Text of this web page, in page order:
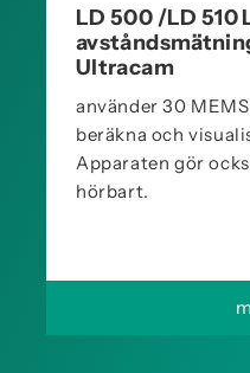
LD 500 /LD 510
Ultracam
använder 30
beräkna och
Apparaten gör
hörbart.